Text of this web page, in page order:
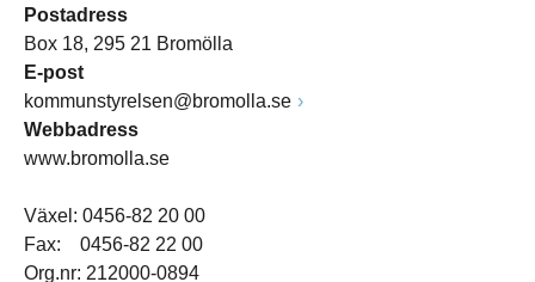
Postadress
Box 18, 295 21 Bromölla
E-post
kommunstyrelsen@bromolla.se
Webbadress
www.bromolla.se
Växel: 0456-82 20 00
Fax: 0456-82 22 00
Org.nr: 212000-0894